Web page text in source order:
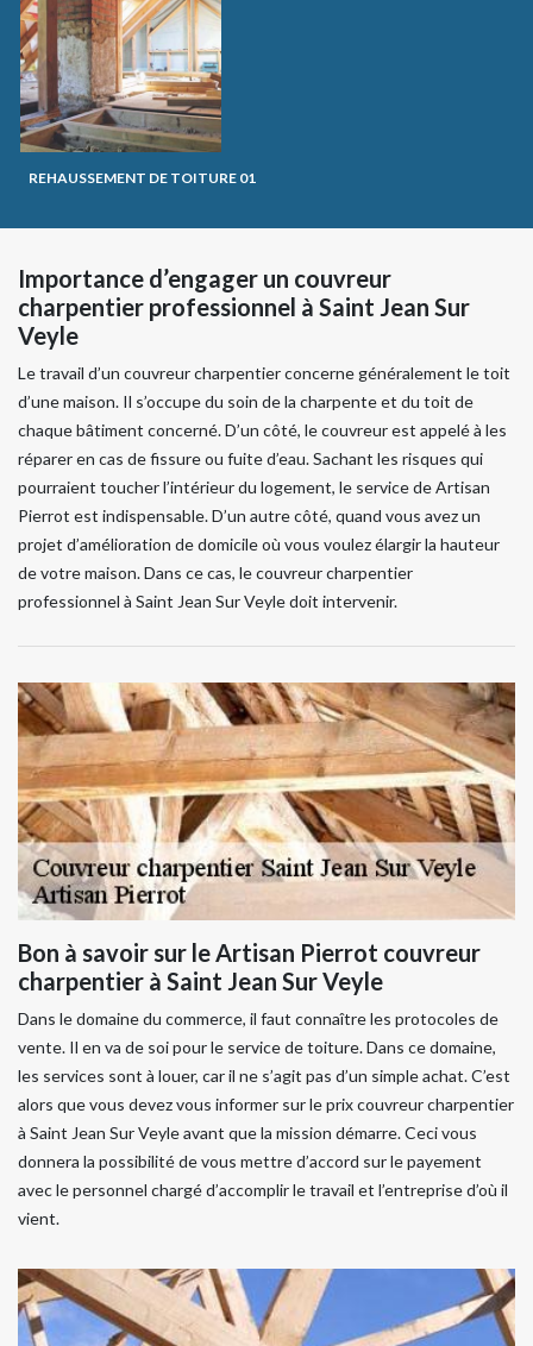
REHAUSSEMENT DE TOITURE 01
Importance d’engager un couvreur
charpentier professionnel à Saint Jean Sur
Veyle
Le travail d’un couvreur charpentier concerne généralement le toit
d’une maison. Il s’occupe du soin de la charpente et du toit de
chaque bâtiment concerné. D’un côté, le couvreur est appelé à les
réparer en cas de fissure ou fuite d’eau. Sachant les risques qui
pourraient toucher l’intérieur du logement, le service de Artisan
Pierrot est indispensable. D’un autre côté, quand vous avez un
projet d’amélioration de domicile où vous voulez élargir la hauteur
de votre maison. Dans ce cas, le couvreur charpentier
professionnel à Saint Jean Sur Veyle doit intervenir.
Bon à savoir sur le Artisan Pierrot couvreur
charpentier à Saint Jean Sur Veyle
Dans le domaine du commerce, il faut connaître les protocoles de
vente. Il en va de soi pour le service de toiture. Dans ce domaine,
les services sont à louer, car il ne s’agit pas d’un simple achat. C’est
alors que vous devez vous informer sur le prix couvreur charpentier
à Saint Jean Sur Veyle avant que la mission démarre. Ceci vous
donnera la possibilité de vous mettre d’accord sur le payement
avec le personnel chargé d’accomplir le travail et l’entreprise d’où il
vient.